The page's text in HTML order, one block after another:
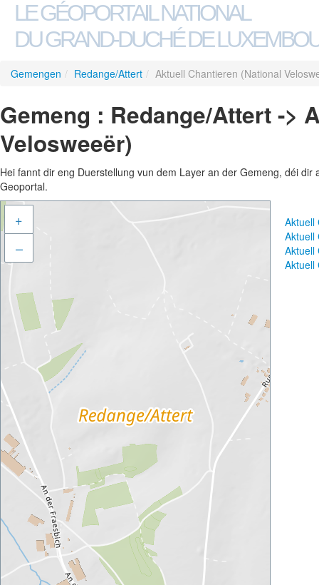
LE GÉOPORTAIL NATIONAL
DU GRAND-DUCHÉ DE
Gemengen / Redange/Attert / Aktuell Chantieren (National
Gemeng : Redange/Attert ->
Velosweeër)
Hei fannt dir eng Duerstellung vun dem Layer an der Gemeng, déi
Geoportal.
+
–
Aktuell
Aktuell
Aktuell
Aktuell